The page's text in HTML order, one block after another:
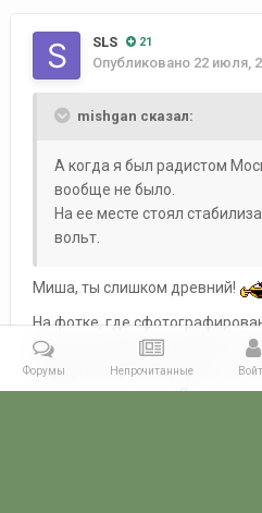
SLS 21
Опубликовано 22 июля,
mishgan сказал:
А когда я был радистом
вообще не было.
На ее месте стоял
вольт.
Миша, ты слишком древний!
На фотке, где
это уже не Московский зал. В
модернизация Эстрады и от её
ничего не осталось. Я имею
Форумы Непрочитанные